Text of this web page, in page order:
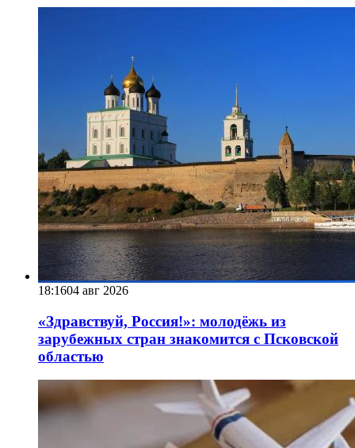
18:1604 авг 2026
«Здравствуй, Россия!»: молодёжь из
зарубежных стран знакомится с Псковской
областью